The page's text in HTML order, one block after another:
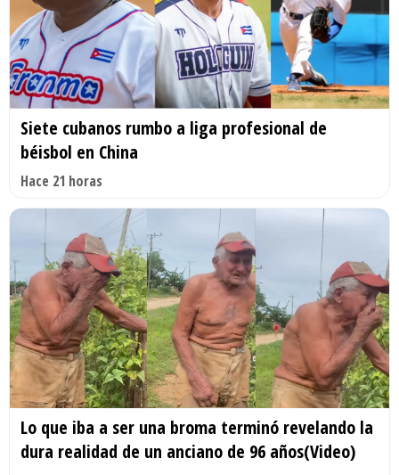
Siete cubanos rumbo a liga profesional de
béisbol en China
Hace 21 horas
Lo que iba a ser una broma terminó revelando la
dura realidad de un anciano de 96 años(Video)